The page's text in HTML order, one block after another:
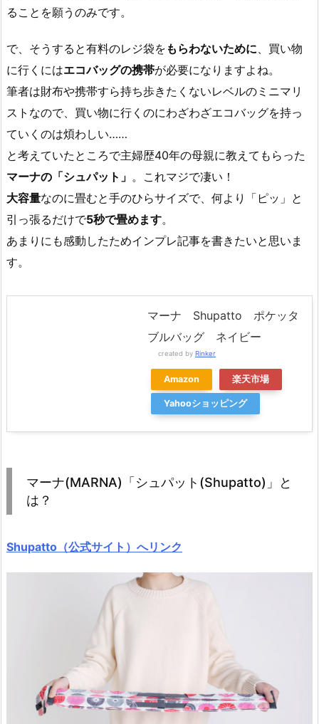
ることを願うのみです。
で、そうすると有料のレジ袋を もらわないために、買い物
に行くにはエコバッグの携帯が必要になりますよね。
筆者は財布や携帯すら持ち歩きたくないレベルのミニマリ
ストなので、買い物に行くのにわざわざエコバッグを持っ
ていくのは煩わしい……
と考えていたところで主婦歴40年の母親に教えてもらった
マーナの「シュパット」 。これマジで凄い！
大容量なのに畳むと手のひらサイズで、何より「ピッ」と
引っ張るだけで5秒で畳めます。
あまりにも感動したためインプレ記事を書きたいと思いま
す。
マーナ Shupatto ポケッタ
ブルバッグ ネイビー
created by Rinker
Amazon 楽天市場
Yahooショッピング
マーナ(MARNA)「シュパット(Shupatto)」と
は？
Shupatto（公式サイト）へリンク